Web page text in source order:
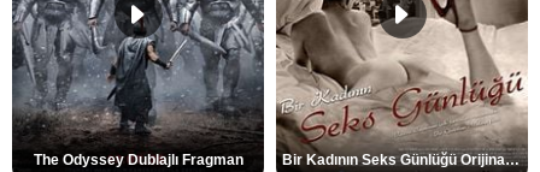
The Odyssey Dublajlı Fragman Bir Kadının Seks Günlüğü Orijinal Fragman